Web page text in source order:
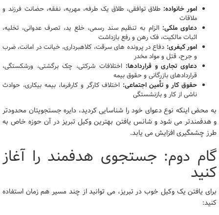
امور خانواده: طلاق توافقی، طلاق یک طرفه، مهریه، نفقه، حضانت فرزند و
ملاقات
دعاوی ملکی: الزام به تنظیم سند رسمی، خلع ید، تصرف عدوانی، تخلیه،
اثبات مالکیت، فک رهن و رفع بازداشت
امور کیفری: دفاع در پرونده های سرقت، کلاهبرداری، خیانت در امانت، ضرب
و جرح، قتل و مواد مخدر
دعاوی تجاری و قراردادها: اختلافات شرکتی، چک برگشتی، ورشکستگی،
قراردادهای بازرگانی و حقوق بیمه
حقوق کار و تأمین اجتماعی: اختلاف کارگر و کارفرما، بیمه بیکاری، حوادث
ناشی از کار و بازنشستگی
به محض اینکه نوع دعوای خود را شناسایی کردید، دایره جستجویتان محدودتر
و هدفمندتر می شود و شانس یافتن بهترین وکیل تبریز در آن حوزه خاص به
طرز چشمگیری افزایش می یابد.
گام دوم: جستجوی هدفمند را آغاز
کنید
برای یافتن یک وکیل خوب در تبریز، می توانید از چند مسیر هم زمان استفاده
کنید: